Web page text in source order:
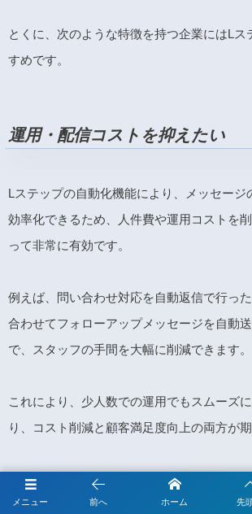
とくに、次のような特徴を持つ企業にはLス
すめです。
運用・配信コストを抑えたい
Lステップの自動化機能により、メッセージ
効率化できるため、人件費や運用コストを
って非常に有効です。
例えば、問い合わせ対応を自動返信で行っ
合わせてフォローアップメッセージを自動
で、スタッフの手間を大幅に削減できます。
これにより、少人数での運用でもスムーズ
り、コスト削減と顧客満足度向上の両方が期
顧客を細かく分析したい
メニュー 前へ ホーム 先